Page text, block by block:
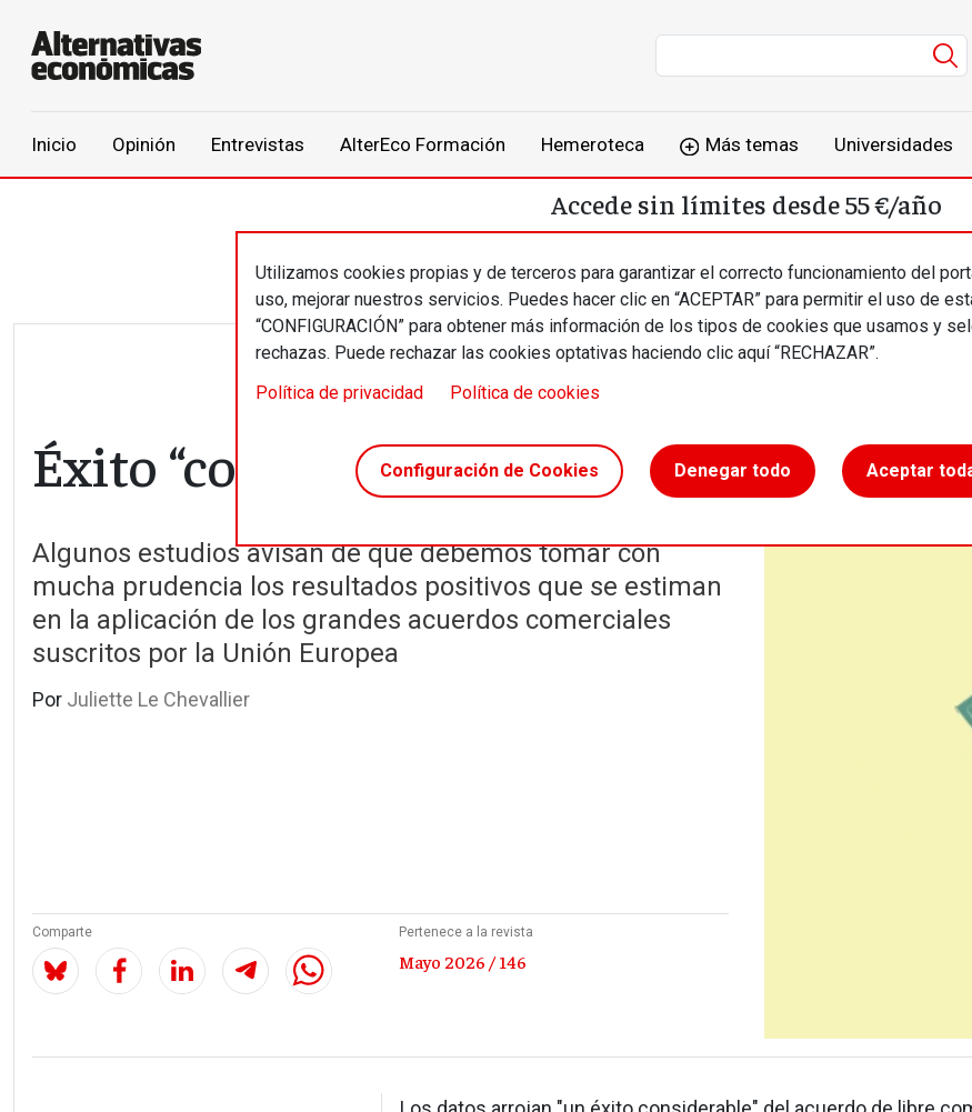
Inicio Opinión Entrevistas AlterEco Formación Hemeroteca Más temas Universidades
Utilizamos cookies propias y de terceros para garantizar el correcto funcionamiento del
uso, mejorar nuestros servicios. Puedes hacer clic en “ACEPTAR” para permitir el uso de
“CONFIGURACIÓN” para obtener más información de los tipos de cookies que usamos y
rechazas. Puede rechazar las cookies optativas haciendo clic aquí “RECHAZAR”.
Política de privacidad
Política de cookies
Configuración de Cookies Denegar todo Aceptar
Accede sin límites desde 55 €/año
Éxito “con pinzas”
Algunos estudios avisan de que debemos tomar con
mucha prudencia los resultados positivos que se estiman
en la aplicación de los grandes acuerdos comerciales
suscritos por la Unión Europea
Por Juliette Le Chevallier
Comparte Pertenece a la revista
Mayo 2026 / 146